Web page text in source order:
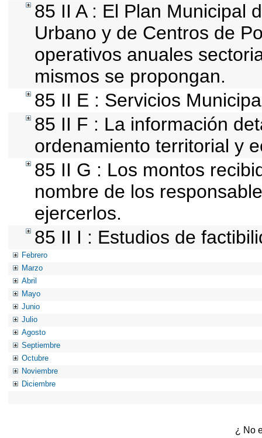
85 II A : El Plan Municipal
Urbano y de Centros de
operativos anuales
mismos se propongan.
85 II E : Servicios
85 II F : La información
ordenamiento territorial y
85 II G : Los montos
nombre de los
ejercerlos.
85 II I : Estudios de
Febrero
Marzo
Abril
Mayo
Junio
Julio
Agosto
Septiembre
Octubre
Noviembre
Diciembre
¿ No